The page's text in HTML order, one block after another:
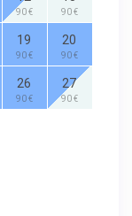
90 € 90 €
19
90 €
20
90 €
26
90 €
27
90 €